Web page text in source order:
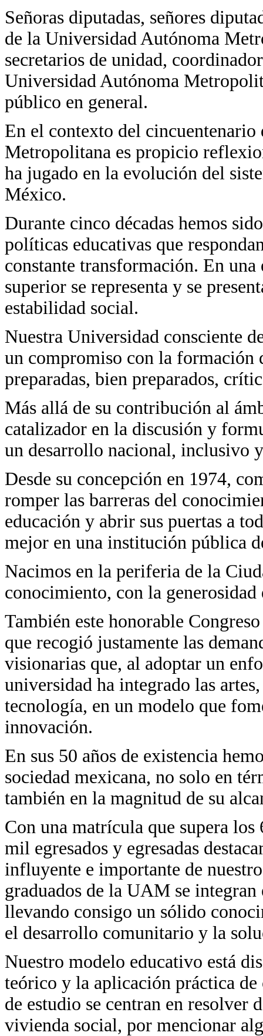
Señoras diputadas, señores
de la Universidad Autónoma
secretarios de unidad,
Universidad Autónoma
público en general.
En el contexto del
Metropolitana es propicio
ha jugado en la evolución del
México.
Durante cinco décadas hemos
políticas educativas que
constante transformación. En
superior se representa y se
estabilidad social.
Nuestra Universidad consciente
un compromiso con la formación
preparadas, bien preparados,
Más allá de su contribución al
catalizador en la discusión y
un desarrollo nacional, inclusivo
Desde su concepción en 1974,
romper las barreras del
educación y abrir sus puertas a
mejor en una institución pública
Nacimos en la periferia de la
conocimiento, con la
También este honorable
que recogió justamente las
visionarias que, al adoptar un
universidad ha integrado las
tecnología, en un modelo que
innovación.
En sus 50 años de existencia
sociedad mexicana, no solo en
también en la magnitud de su
Con una matrícula que supera
mil egresados y egresadas
influyente e importante de
graduados de la UAM se integran
llevando consigo un sólido
el desarrollo comunitario y la
Nuestro modelo educativo está
teórico y la aplicación práctica
de estudio se centran en resolver
vivienda social, por mencionar